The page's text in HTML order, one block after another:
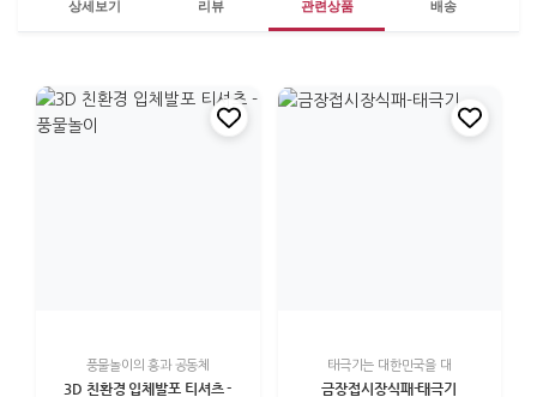
상세보기 리뷰 관련상품 배송
풍물놀이의 흥과 공동체
3D 친환경 입체발포 티셔츠 -
태극기는 대한민국을 대
금장접시장식패-태극기